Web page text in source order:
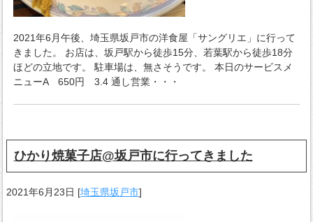
2021年6月午後、埼玉県坂戸市の洋食屋「サングリエ」に行って
きました。 お店は、坂戸駅から徒歩15分、若葉駅から徒歩18分
ほどの立地です。 駐車場は、無さそうです。 本日のサービスメ
ニューA 650円 3.4 通し営業・・・
ひかり焼菓子店@坂戸市に行ってきました
2021年6月23日 [埼玉県坂戸市]